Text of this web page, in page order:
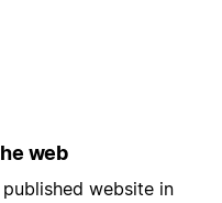
web
website in